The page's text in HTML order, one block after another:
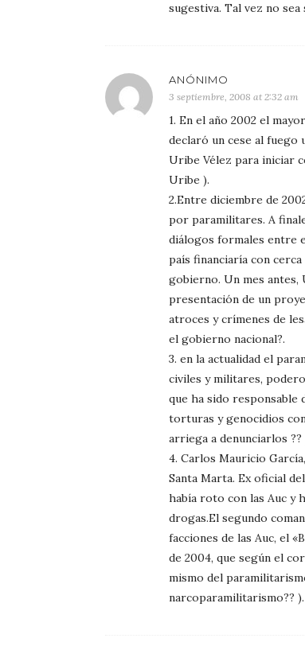
sugestiva. Tal vez no
ANÓNIMO
3 septiembre, 2008 at 2:32 am
1. En el año 2002 el
declaró un cese al fuego
Uribe Vélez para iniciar
Uribe ).
2.Entre diciembre de
por paramilitares. A
diálogos formales entre
país financiaría con
gobierno. Un mes antes,
presentación de un
atroces y crímenes de
el gobierno nacional?.
3. en la actualidad el
civiles y militares,
que ha sido responsable
torturas y genocidios
arriega a denunciarlos ??
4. Carlos Mauricio
Santa Marta. Ex oficial
había roto con las Auc y
drogas.El segundo
facciones de las Auc, el
de 2004, que según el
mismo del
narcoparamilitarismo?? ).